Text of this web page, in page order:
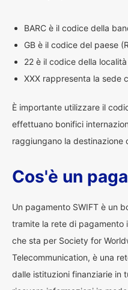
BARC è il codice della
GB è il codice del paese
22 è il codice della località
XXX rappresenta la sede
È importante utilizzare il
effettuano bonifici
raggiungano la destinazione
Cos'è un
Un pagamento SWIFT è un
tramite la rete di pagamento
che sta per Society for
Telecommunication, è una
dalle istituzioni finanziarie in